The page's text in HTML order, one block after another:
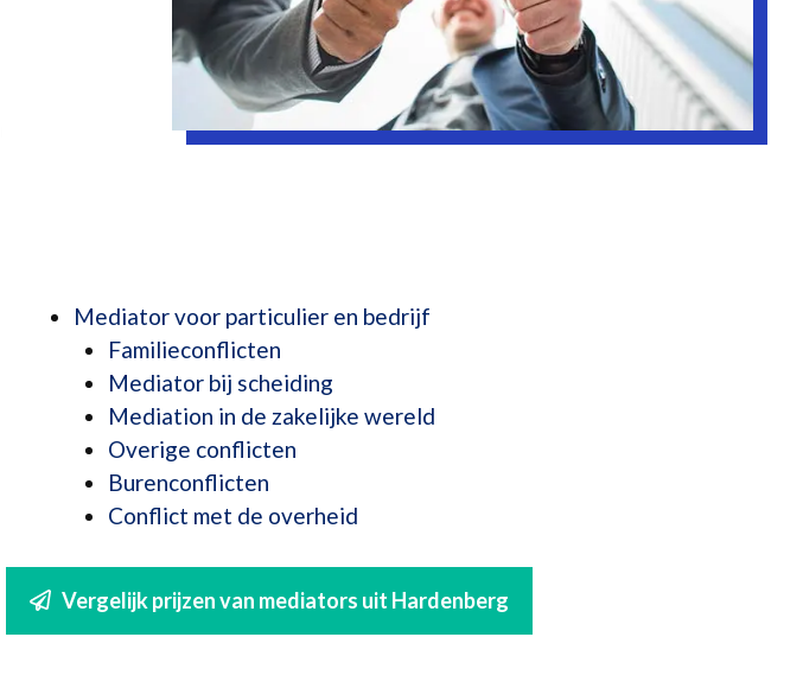
Mediator voor particulier en bedrijf
Familieconflicten
Mediator bij scheiding
Mediation in de zakelijke wereld
Overige conflicten
Burenconflicten
Conflict met de overheid
Vergelijk prijzen van mediators uit Hardenberg